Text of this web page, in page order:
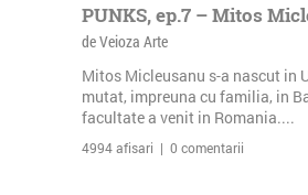
PUNKS, ep.7 – Mitos
de Veioza Arte
Mitos Micleusanu s-a nascut in
mutat, impreuna cu familia, in
facultate a venit in Romania....
4994 afisari | 0 comentarii